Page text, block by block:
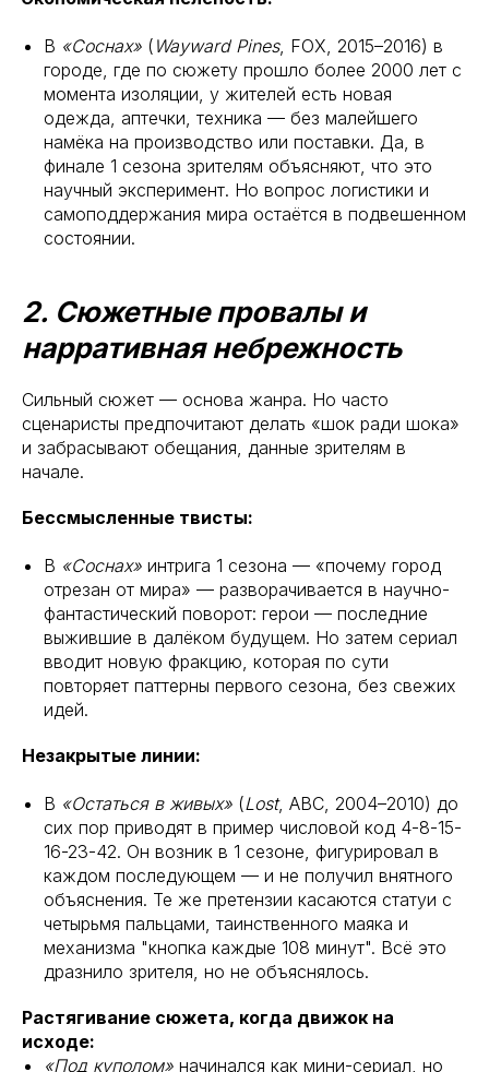
В «Соснах» ( Wayward Pines, FOX, 2015–2016) в
городе, где по сюжету прошло более 2000 лет с
момента изоляции, у жителей есть новая
одежда, аптечки, техника — без малейшего
намёка на производство или поставки. Да, в
финале 1 сезона зрителям объясняют, что это
научный эксперимент. Но вопрос логистики и
самоподдержания мира остаётся в подвешенном
состоянии.
2. Сюжетные провалы и
нарративная небрежность
Сильный сюжет — основа жанра. Но часто
сценаристы предпочитают делать «шок ради шока»
и забрасывают обещания, данные зрителям в
начале.
Бессмысленные твисты:
В «Соснах» интрига 1 сезона — «почему город
отрезан от мира» — разворачивается в научно-
фантастический поворот: герои — последние
выжившие в далёком будущем. Но затем сериал
вводит новую фракцию, которая по сути
повторяет паттерны первого сезона, без свежих
идей.
Незакрытые линии:
В «Остаться в живых» (Lost, ABC, 2004–2010) до
сих пор приводят в пример числовой код 4-8-15-
16-23-42. Он возник в 1 сезоне, фигурировал в
каждом последующем — и не получил внятного
объяснения. Те же претензии касаются статуи с
четырьмя пальцами, таинственного маяка и
механизма "кнопка каждые 108 минут". Всё это
дразнило зрителя, но не объяснялось.
Растягивание сюжета, когда движок на
исходе:
«Под куполом» начинался как мини-сериал, но